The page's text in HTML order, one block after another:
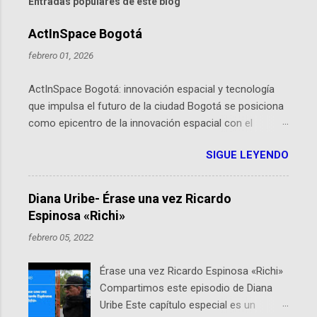
ActInSpace Bogotá
febrero 01, 2026
ActInSpace Bogotá: innovación espacial y tecnología
que impulsa el futuro de la ciudad Bogotá se posiciona
como epicentro de la innovación espacial con el
hackathon global que convierte tecnologías de la
Agencia Espacial Europea en soluciones prácticas para
la vida cotidiana. Este evento, organizado por el
Planetario de Bogotá del Idartes y la Universidad de los
Andes, reúne a expertos como el presidente de Airbus
Colombia y líderes del sector aeroespacial para inspirar
por qué importa en Bogotá ActInSpace es una
competencia mundial que opera en más de 60
ciudades, donde participantes tienen 24 horas para
SIGUE LEYENDO
Diana Uribe- Érase una vez Ricardo
Espinosa «Richi»
febrero 05, 2022
Érase una vez Ricardo Espinosa «Richi»
Compartimos este episodio de Diana
Uribe Este capítulo especial es un